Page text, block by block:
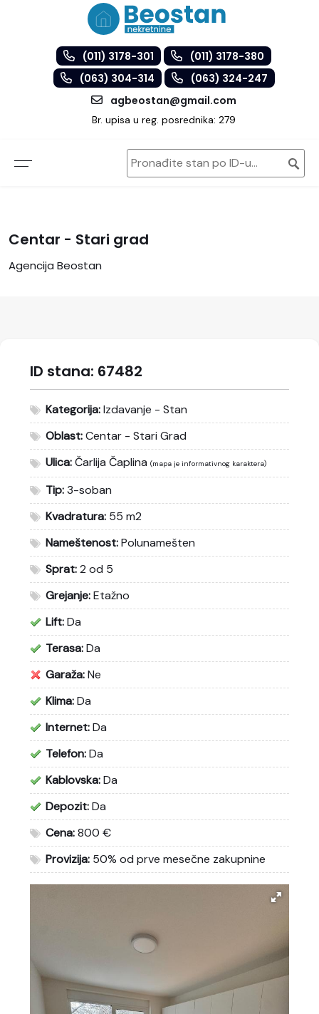
(011) 3178-301
(011) 3178-380
(063) 304-314
(063) 324-247
agbeostan@gmail.com
Br. upisa u reg. posrednika: 279
Centar - Stari grad
Agencija Beostan
ID stana: 67482
Kategorija:Izdavanje - Stan
Oblast:Centar - Stari Grad
Ulica:Čarlija Čaplina (mapa je informativnog karaktera)
Tip:3-soban
Kvadratura: 55 m2
Nameštenost:Polunamešten
Sprat:2 od 5
Grejanje:Etažno
Lift:Da
Terasa:Da
Garaža:Ne
Klima:Da
Internet:Da
Telefon:Da
Kablovska:Da
Depozit:Da
Cena:800 €
Provizija: 50% od prve mesečne zakupnine